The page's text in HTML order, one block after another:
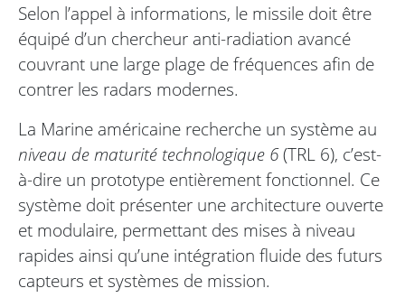
Selon l’appel à informations, le missile doit être
équipé d’un chercheur anti-radiation avancé
couvrant une large plage de fréquences afin de
contrer les radars modernes.
La Marine américaine recherche un système au
niveau de maturité technologique 6(TRL 6), c’est-
à-dire un prototype entièrement fonctionnel. Ce
système doit présenter une architecture ouverte
et modulaire, permettant des mises à niveau
rapides ainsi qu’une intégration fluide des futurs
capteurs et systèmes de mission.